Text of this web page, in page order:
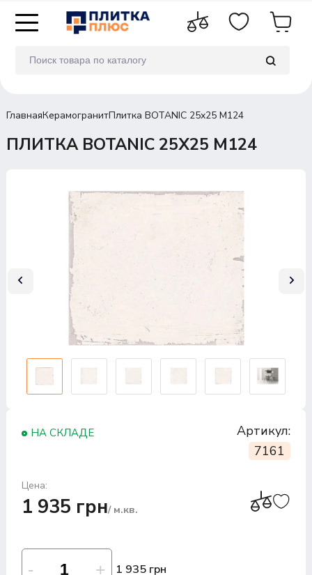
ГлавнаяКерамогранитПлитка BOTANIC 25х25 M124
ПЛИТКА BOTANIC 25Х25 M124
НА СКЛАДЕ
Артикул:
7161
Цена:
1 935 грн/ м.кв.
1 935 грн